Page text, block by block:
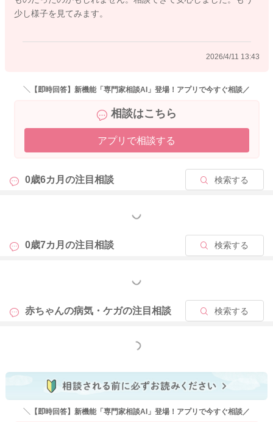
治癒しますので、ご心配ないですよ。お子さんの他のご様子が
お変わりなければ、しばらくご様子を見ていただいて良いので
ムツを持参していただいて、小児科でご相談くださいね。
少し様子を見てみます。
2026/4/11 13:43
＼【即時回答】新機能「専門家相談AI」登場！アプリで今すぐ相談／
相談はこちら
アプリで相談する
0歳6カ月の注目相談 検索する
もっと見る
0歳7カ月の注目相談 検索する
もっと見る
赤ちゃんの病気・ケガの注目相談 検索する
もっと見る
＼【即時回答】新機能「専門家相談AI」登場！アプリで今すぐ相談／